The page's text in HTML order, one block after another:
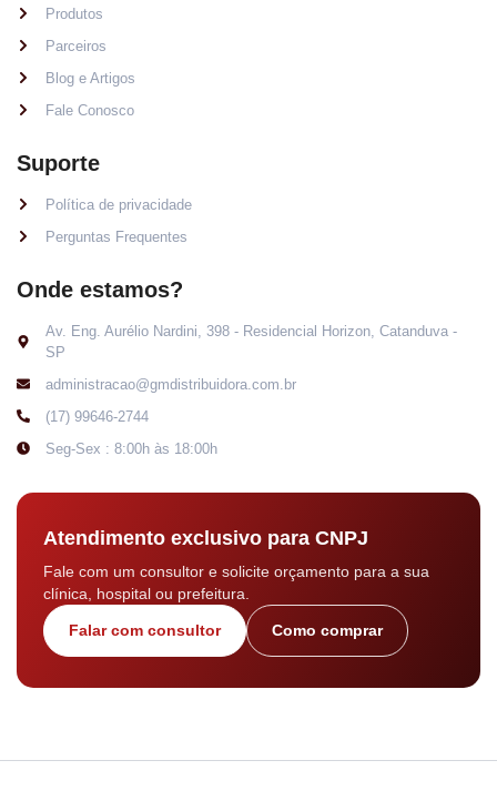
Produtos
Parceiros
Blog e Artigos
Fale Conosco
Suporte
Política de privacidade
Perguntas Frequentes
Onde estamos?
Av. Eng. Aurélio Nardini, 398 - Residencial Horizon, Catanduva -
SP
administracao@gmdistribuidora.com.br
(17) 99646-2744
Seg-Sex : 8:00h às 18:00h
Atendimento exclusivo para CNPJ
Fale com um consultor e solicite orçamento para a sua
clínica, hospital ou prefeitura.
Falar com consultor Como comprar